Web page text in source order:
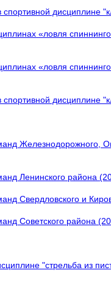
дисциплине
«ловля
«ловля
дисциплине
Железнодорожного,
Ленинского района
Свердловского и
Советского района
"стрельба из